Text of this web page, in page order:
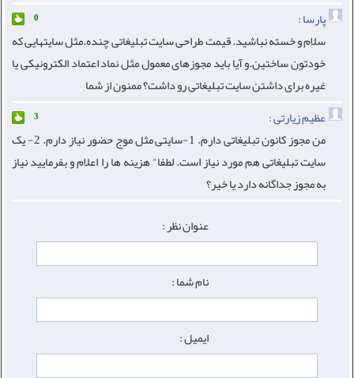
پارسا :
0
سلام و خسته نباشید. قیمت طراحی سایت تبلیغاتی چنده.مثل سایتهایی که
خودتون ساختین.و آیا باید مجوزهای معمول مثل نماد اعتماد الکترونیکی یا
غیره برای داشتن سایت تبلیغاتی رو داشت؟ ممنون از شما
عظیم زیارتی :
3
من مجوز کانون تبلیغاتی دارم. 1-سایتی مثل موج حضور نیاز دارم. 2- یک
سایت تبلیغاتی هم مورد نیاز است. لطفا" هزینه ها را اعلام و بفرمایید نیاز
به مجوز جداگانه دارد یا خیر؟
عنوان نظر :
نام شما :
ایمیل :